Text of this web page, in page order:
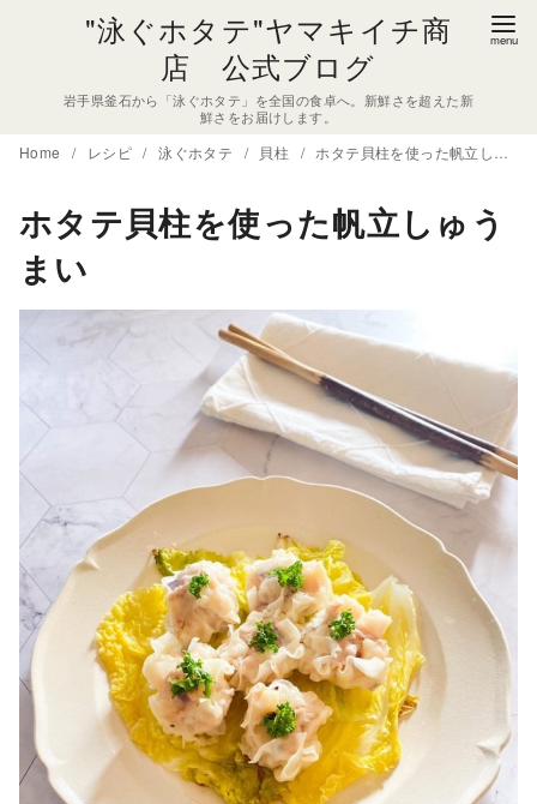
"泳ぐホタテ"ヤマキイチ商
店 公式ブログ
岩手県釜石から「泳ぐホタテ」を全国の食卓へ。新鮮さを超えた新
鮮さをお届けします。
Home レシピ 泳ぐホタテ 貝柱 ホタテ貝柱を使った帆立しゅうまい
ホタテ貝柱を使った帆立しゅう
まい